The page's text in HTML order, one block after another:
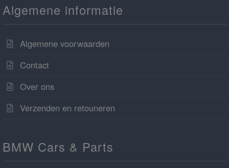
Algemene informatie
Algemene voorwaarden
Contact
Over ons
Verzenden en retouneren
BMW Cars & Parts